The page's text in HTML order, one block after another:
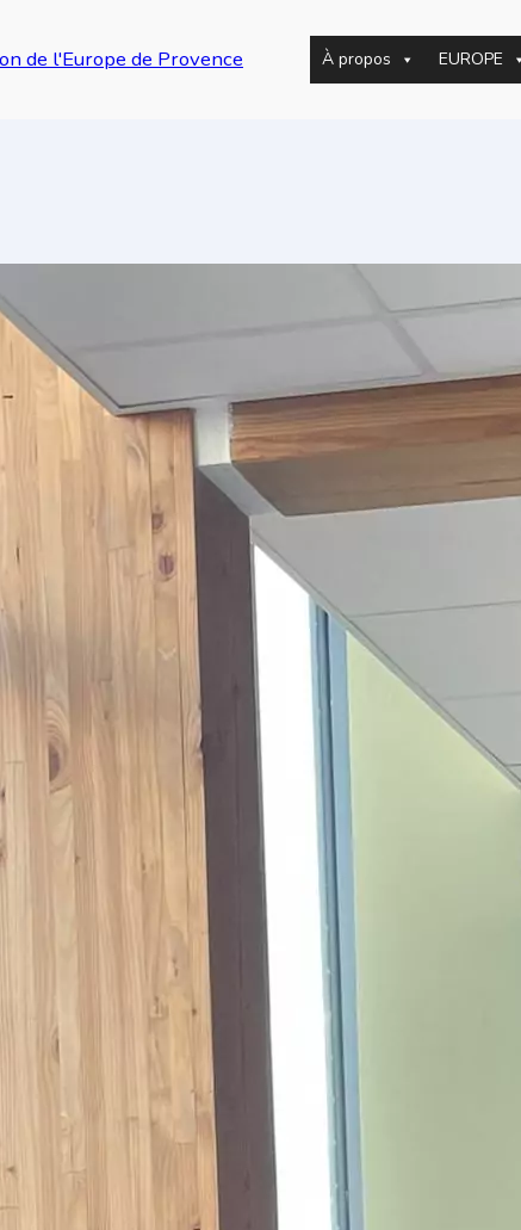
de l'Europe de Provence À propos EUROPE